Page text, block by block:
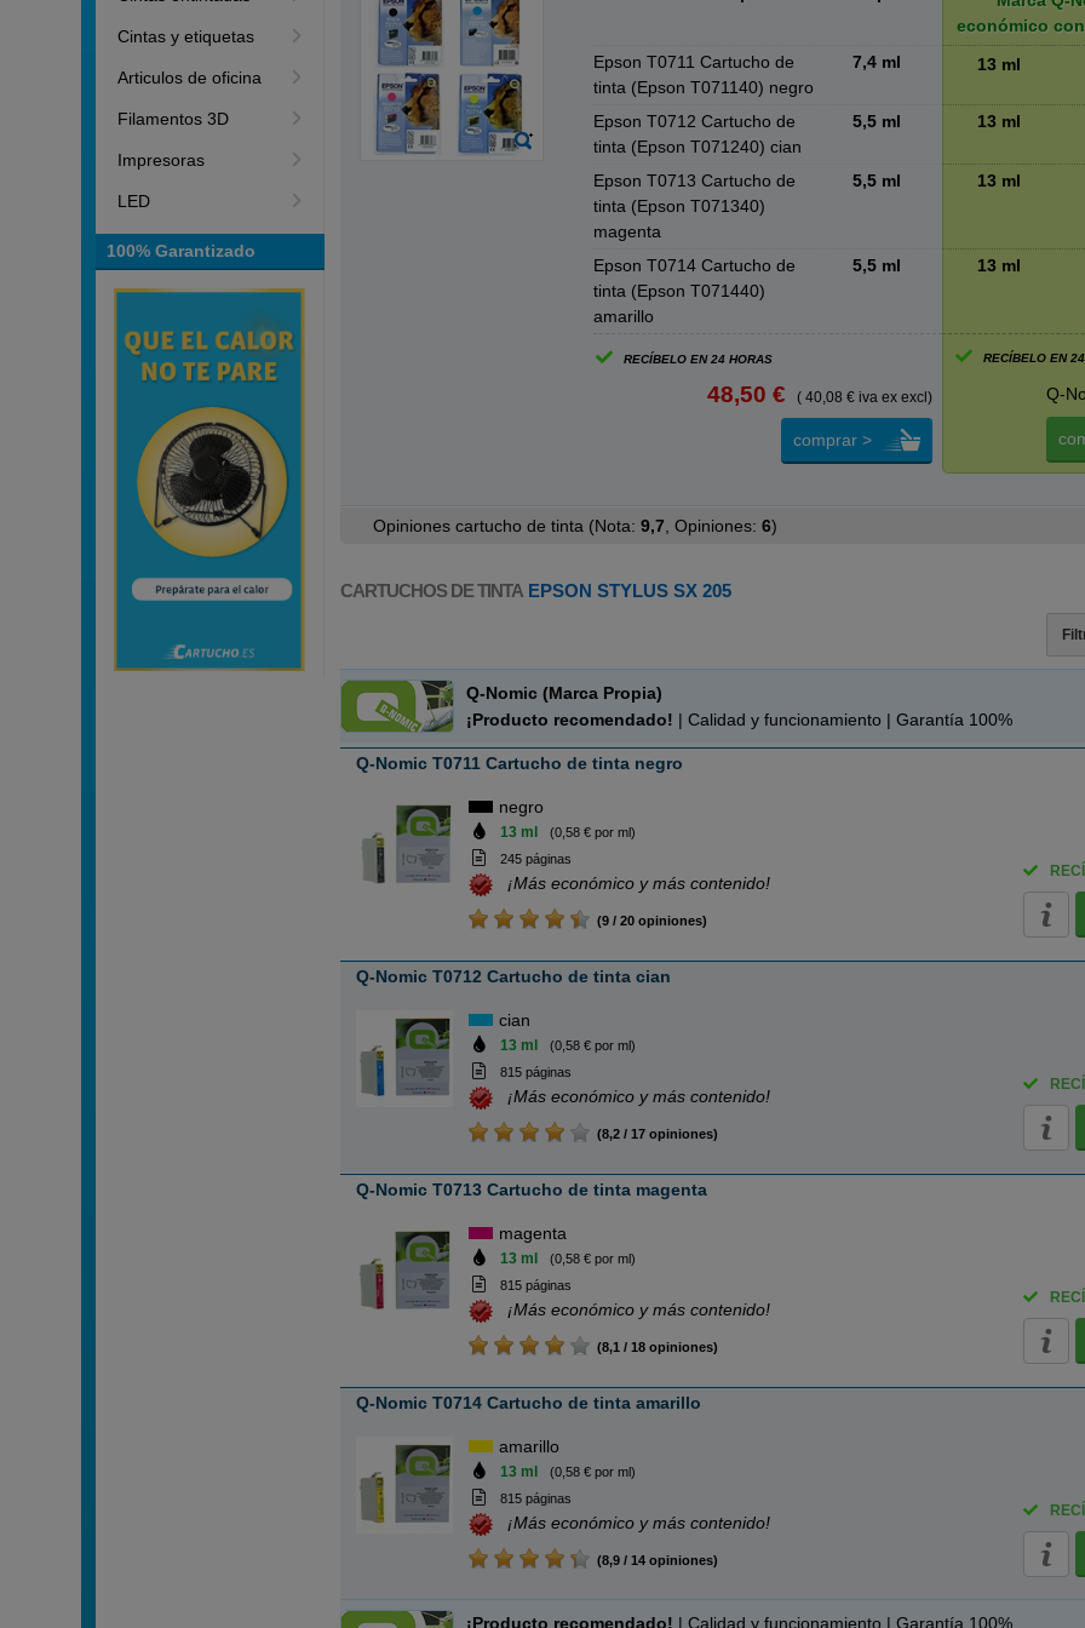
Cintas y etiquetas
Articulos de oficina
Filamentos 3D
Impresoras
LED
100% Garantizado
económico
Epson T0711 Cartucho de
tinta (Epson T071140) negro
7,4 ml 13 ml
Epson T0712 Cartucho de
tinta (Epson T071240) cian
5,5 ml 13 ml
Epson T0713 Cartucho de
tinta (Epson T071340)
magenta
5,5 ml 13 ml
Epson T0714 Cartucho de
tinta (Epson T071440)
amarillo
5,5 ml 13 ml
RECÍBELO EN 24 HORAS
48,50 € ( 40,08 € iva ex excl)
comprar >
RECÍBELO EN
Q-
Opiniones cartucho de tinta (Nota:9,7 , Opiniones: 6)
CARTUCHOS DE TINTA EPSON STYLUS SX 205
Q-Nomic (Marca Propia)
¡Producto recomendado! | Calidad y funcionamiento | Garantía 100%
Q-Nomic T0711 Cartucho de tinta negro
negro
13 ml
(0,58 € por ml)
245 páginas
¡Más económico y más contenido!
(9 / 20 opiniones)
Q-Nomic T0712 Cartucho de tinta cian
cian
13 ml
(0,58 € por ml)
815 páginas
¡Más económico y más contenido!
(8,2 / 17 opiniones)
Q-Nomic T0713 Cartucho de tinta magenta
magenta
13 ml
(0,58 € por ml)
815 páginas
¡Más económico y más contenido!
(8,1 / 18 opiniones)
Q-Nomic T0714 Cartucho de tinta amarillo
amarillo
13 ml
(0,58 € por ml)
815 páginas
¡Más económico y más contenido!
(8,9 / 14 opiniones)
¡Producto recomendado! | Calidad y funcionamiento | Garantía 100%